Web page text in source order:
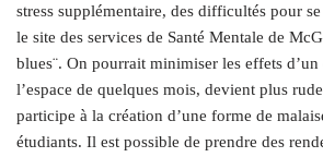
stress supplémentaire, des difficultés pour
le site des services de Santé Mentale de
blues¨. On pourrait minimiser les effets
l’espace de quelques mois, devient plus
participe à la création d’une forme de
étudiants. Il est possible de prendre des